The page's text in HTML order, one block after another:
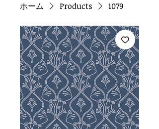
ホーム Products 1079